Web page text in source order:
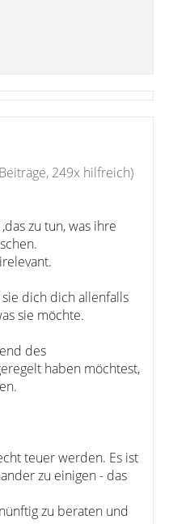
249x hilfreich)
zu tun, was ihre
dich dich allenfalls
sie möchte.
des
haben möchtest,
teuer werden. Es ist
zu einigen - das
zu beraten und